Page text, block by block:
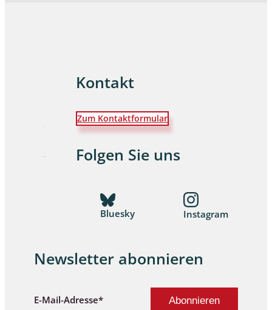
Kontakt
Zum Kontaktformular
Folgen Sie uns
Bluesky Instagram
Newsletter abonnieren
E-Mail-Adresse*